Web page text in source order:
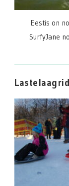
Eestis on
SurfyJane